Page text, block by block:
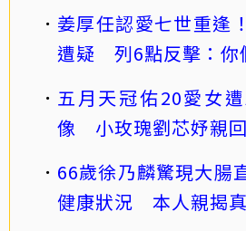
姜厚任認愛七世重逢
遭疑 列6點反擊：你
五月天冠佑20愛女
像 小玫瑰劉芯妤親
66歲徐乃麟驚現大腸
健康狀況 本人親揭